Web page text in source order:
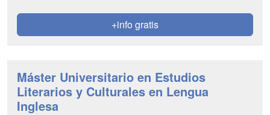
+info gratis
Máster Universitario en Estudios
Literarios y Culturales en Lengua
Inglesa